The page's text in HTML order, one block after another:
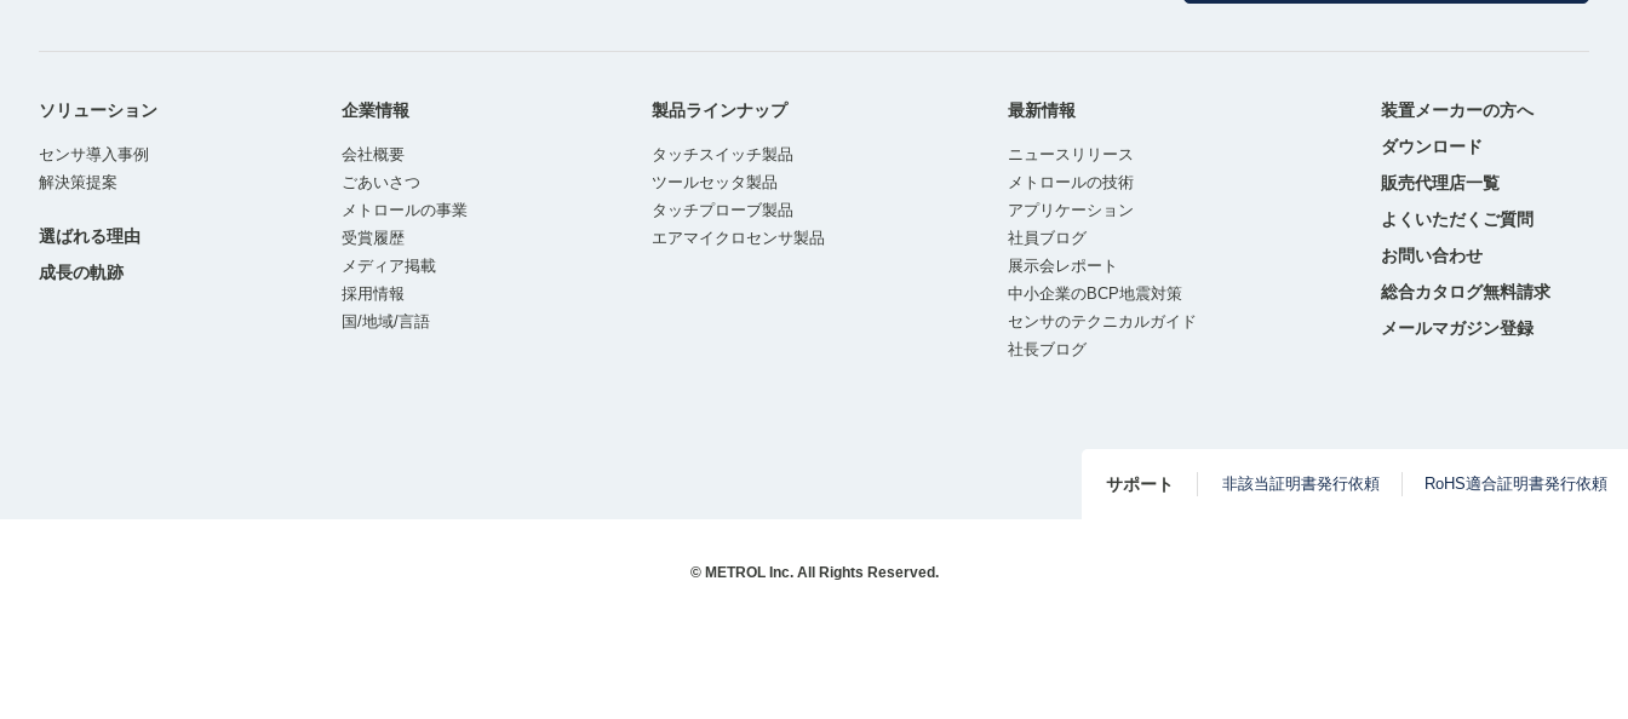
ソリューション
センサ導入事例
解決策提案
選ばれる理由
成長の軌跡
企業情報
会社概要
ごあいさつ
メトロールの事業
受賞履歴
メディア掲載
採用情報
国/地域/言語
製品ラインナップ
タッチスイッチ製品
ツールセッタ製品
タッチプローブ製品
エアマイクロセンサ製品
最新情報
ニュースリリース
メトロールの技術
アプリケーション
社員ブログ
展示会レポート
中小企業のBCP地震対策
センサのテクニカルガイド
社長ブログ
装置メーカーの方へ
ダウンロード
販売代理店一覧
よくいただくご質問
お問い合わせ
総合カタログ無料請求
メールマガジン登録
サポート 非該当証明書発行依頼 RoHS適合証明書発行依頼
© METROL Inc. All Rights Reserved.